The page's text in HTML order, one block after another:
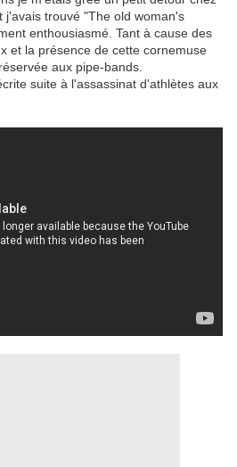
j'avais trouvé "The old woman's
enthousiasmé. Tant à cause des
et la présence de cette cornemuse
aux pipe-bands.
suite à l'assassinat d'athlètes aux